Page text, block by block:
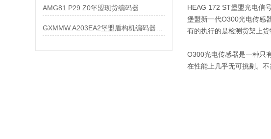
AMG81 P29 Z0堡盟现货编码器
HEAG 172 ST堡盟光电信
堡盟新一代O300光电传感
有的执行的是检测货架上
O300光电传感器是一种只
在性能上几乎无可挑剔。